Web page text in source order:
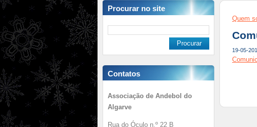
Procurar no site
Contatos
Associação de Andebol do
Algarve
Rua do Óculo n.º 22 B
Quem
19-05-